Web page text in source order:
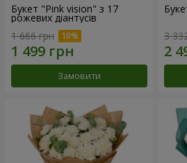
Букет "Pink vision" з 17
рожевих діантусів
1 666 грн
Замовити
3